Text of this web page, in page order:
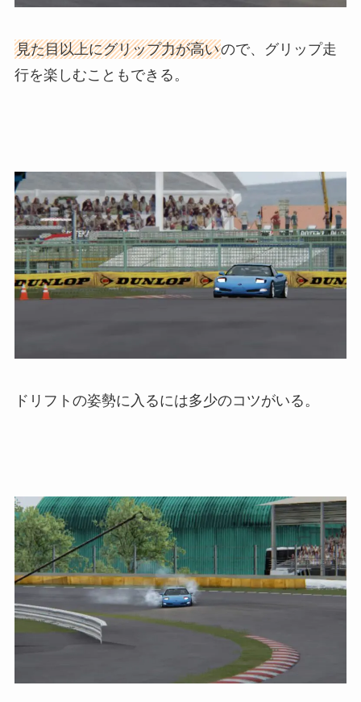
見た目以上にグリップ力が高いので、グリップ走
行を楽しむこともできる。
ドリフトの姿勢に入るには多少のコツがいる。